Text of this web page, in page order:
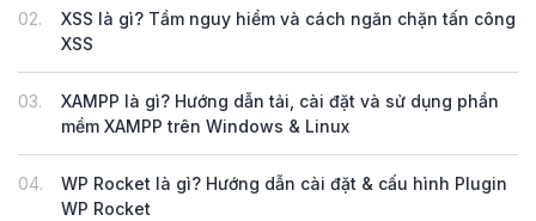
02.
XSS là gì? Tầm nguy hiểm và cách ngăn chặn tấn công
XSS
03.
XAMPP là gì? Hướng dẫn tải, cài đặt và sử dụng phần
mềm XAMPP trên Windows & Linux
04.
WP Rocket là gì? Hướng dẫn cài đặt & cấu hình Plugin
WP Rocket